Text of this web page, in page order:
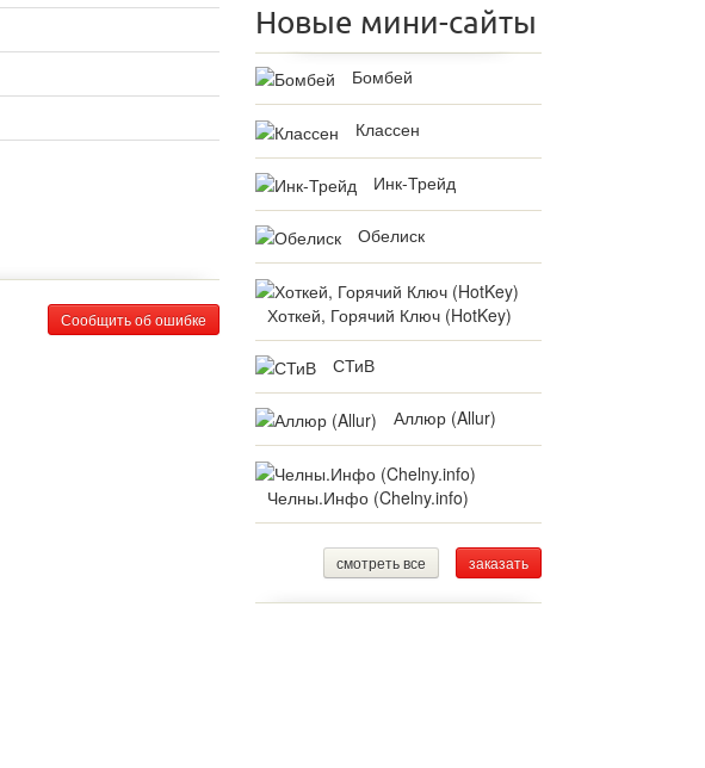
Сообщить об ошибке
Новые мини-сайты
Бомбей
Классен
Инк-Трейд
Обелиск
Хоткей, Горячий Ключ (HotKey)
СТиВ
Аллюр (Allur)
Челны.Инфо (Chelny.info)
смотреть все заказать